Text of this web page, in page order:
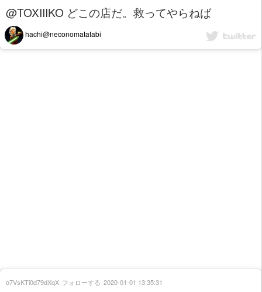
@TOXIIIKO どこの店だ。救ってやらねば
hachi@neconomatatabi
o7VsKTi0d79dXqX フォローする 2020-01-01 13:35:31